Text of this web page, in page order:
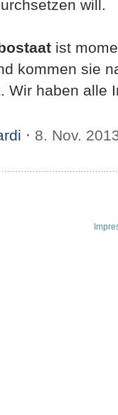
will.
ist
kommen sie
. Wir haben alle
⋅ 8. Nov.